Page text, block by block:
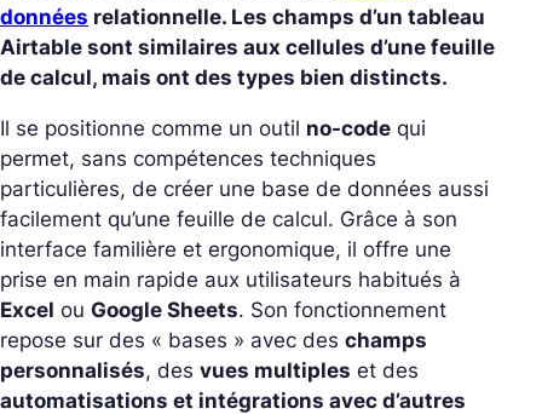
données relationnelle. Les champs d’un tableau
Airtable sont similaires aux cellules d’une feuille
de calcul, mais ont des types bien distincts.
Il se positionne comme un outil no-code qui
permet, sans compétences techniques
particulières, de créer une base de données aussi
facilement qu’une feuille de calcul. Grâce à son
interface familière et ergonomique, il offre une
prise en main rapide aux utilisateurs habitués à
Excel ou Google Sheets. Son fonctionnement
repose sur des « bases » avec des champs
personnalisés, des vues multiples et des
automatisations et intégrations avec d’autres